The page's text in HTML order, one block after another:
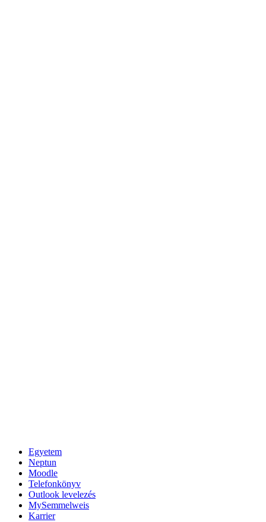
Egyetem
Neptun
Moodle
Telefonkönyv
Outlook levelezés
MySemmelweis
Karrier